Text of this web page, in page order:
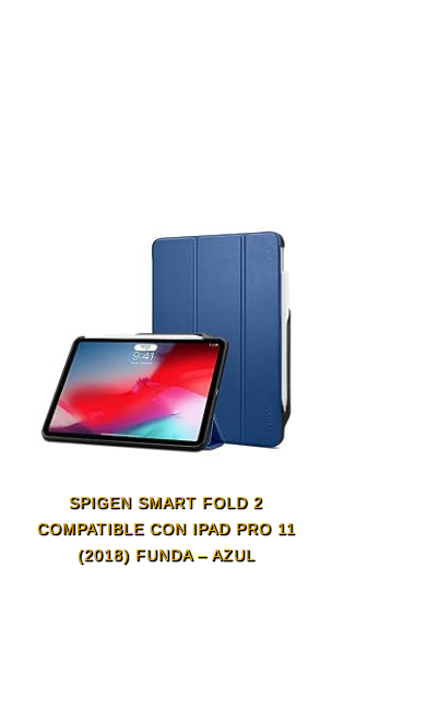
SPIGEN SMART FOLD 2
COMPATIBLE CON IPAD PRO 11
(2018) FUNDA – AZUL